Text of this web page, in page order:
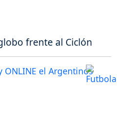
frente al Ciclón